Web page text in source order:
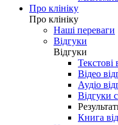
Про клініку
Про клініку
Наші переваги
Відгуки
Відгуки
Текстові
Відео
Аудіо
Відгуки
Книга